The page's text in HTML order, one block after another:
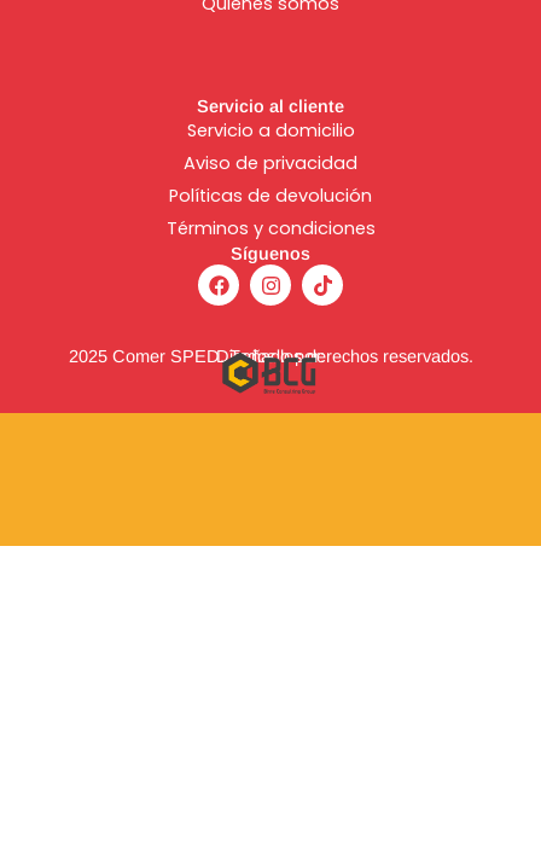
Servicio al cliente
Servicio a domicilio
Aviso de privacidad
Políticas de devolución
Términos y condiciones
Síguenos
F
a
c
b
o
o
k
I
n
s
a
g
r
a
T
i
k
o
2025 Comer SPED. Todos los derechos reservados.
Diseñado por: